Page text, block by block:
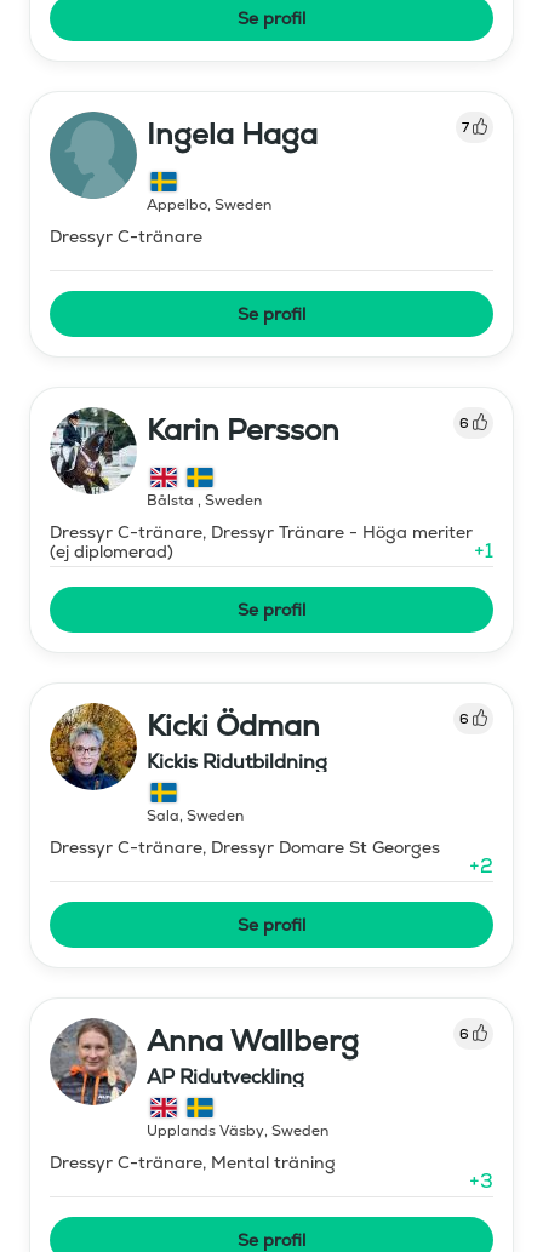
Se profil
Ingela Haga 7
Äppelbo, Sweden
Dressyr C-tränare
Se profil
Karin Persson 6
Bålsta , Sweden
Dressyr C-tränare, Dressyr Tränare - Höga meriter
(ej diplomerad)
+1
Se profil
Kicki Ödman 6
Kickis Ridutbildning
Sala, Sweden
Dressyr C-tränare, Dressyr Domare St Georges
+2
Se profil
Anna Wallberg 6
AP Ridutveckling
Upplands Väsby, Sweden
Dressyr C-tränare, Mental träning
+3
Se profil